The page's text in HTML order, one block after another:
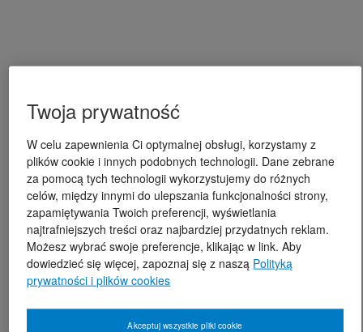
Twoja prywatność
W celu zapewnienia Ci optymalnej obsługi, korzystamy z
plików cookie i innych podobnych technologii. Dane zebrane
za pomocą tych technologii wykorzystujemy do różnych
celów, między innymi do ulepszania funkcjonalności strony,
zapamiętywania Twoich preferencji, wyświetlania
najtrafniejszych treści oraz najbardziej przydatnych reklam.
Możesz wybrać swoje preferencje, klikając w link. Aby
dowiedzieć się więcej, zapoznaj się z naszą Polityką
prywatności i plików cookies
Akceptuj wszystkie pliki cookie